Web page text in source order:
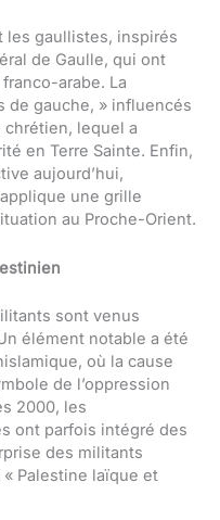
les gaullistes, inspirés
de Gaulle, qui ont
arabe. La
de gauche, » influencés
chrétien, lequel a
en Terre Sainte. Enfin,
aujourd’hui,
une grille
au Proche-Orient.
sont venus
élément notable a été
où la cause
de l’oppression
2000, les
ont parfois intégré des
des militants
Palestine laïque et